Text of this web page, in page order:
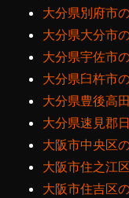
大分県別府市
大分県大分市
大分県宇佐市
大分県臼杵市
大分県豊後高
大分県速見郡
大阪市中央区
大阪市住之江
大阪市住吉区